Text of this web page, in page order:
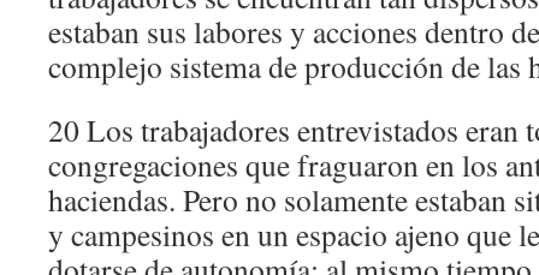
estaban sus labores y acciones dentro
complejo sistema de producción de las
20 Los trabajadores entrevistados eran
congregaciones que fraguaron en los
haciendas. Pero no solamente estaban
y campesinos en un espacio ajeno que